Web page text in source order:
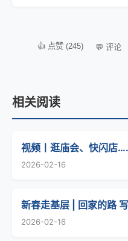
👍 点赞 (245) 💬 评论
相关阅读
视频丨逛庙会、快闪店
2026-02-16
新春走基层 | 回家的路
2026-02-16